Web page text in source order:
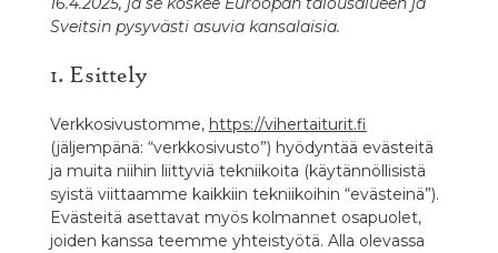
Sveitsin pysyvästi asuvia kansalaisia.
1. Esittely
Verkkosivustomme, https://vihertaiturit.fi
(jäljempänä: “verkkosivusto”) hyödyntää evästeitä
ja muita niihin liittyviä tekniikoita (käytännöllisistä
syistä viittaamme kaikkiin tekniikoihin “evästeinä”).
Evästeitä asettavat myös kolmannet osapuolet,
joiden kanssa teemme yhteistyötä. Alla olevassa